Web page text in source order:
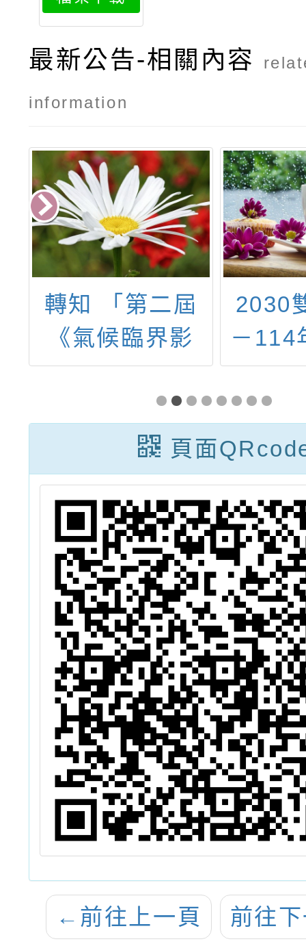
最新公告-相關內容
information
轉知 「第二屆
《氣候臨界影
展》放映串聯」
簡章1份，鼓勵
教師踴躍申請參
與
2030
－114
領域/
語教
進
頁面
← 前往上一頁 前往